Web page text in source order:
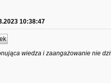
10:38:47
wiedza i zaangażowanie nie